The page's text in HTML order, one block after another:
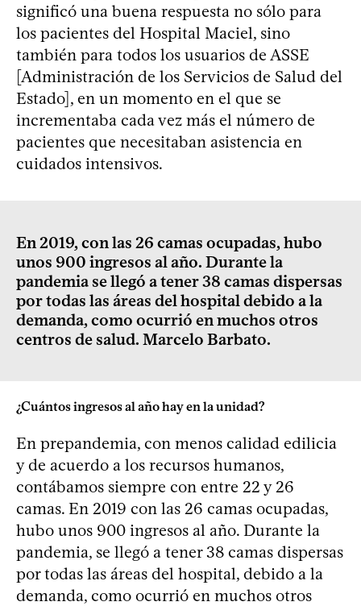
significó una buena respuesta no sólo para
los pacientes del Hospital Maciel, sino
también para todos los usuarios de ASSE
[Administración de los Servicios de Salud del
Estado], en un momento en el que se
incrementaba cada vez más el número de
pacientes que necesitaban asistencia en
cuidados intensivos.
En 2019, con las 26 camas ocupadas, hubo
unos 900 ingresos al año. Durante la
pandemia se llegó a tener 38 camas dispersas
por todas las áreas del hospital debido a la
demanda, como ocurrió en muchos otros
centros de salud. Marcelo Barbato.
¿Cuántos ingresos al año hay en la unidad?
En prepandemia, con menos calidad edilicia
y de acuerdo a los recursos humanos,
contábamos siempre con entre 22 y 26
camas. En 2019 con las 26 camas ocupadas,
hubo unos 900 ingresos al año. Durante la
pandemia, se llegó a tener 38 camas dispersas
por todas las áreas del hospital, debido a la
demanda, como ocurrió en muchos otros